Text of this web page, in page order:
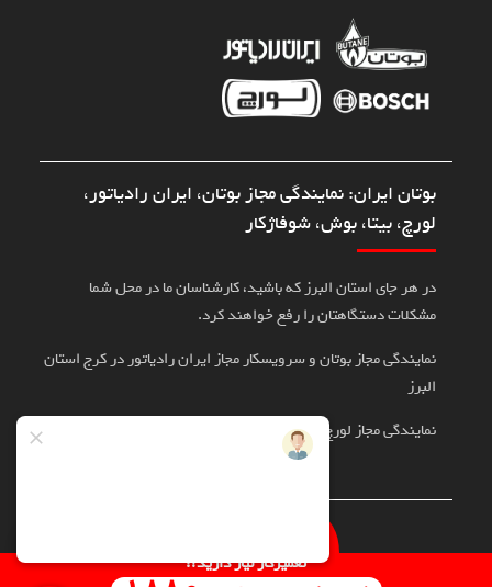
بوتان ایران: نمایندگی مجاز بوتان، ایران رادیاتور،
لورچ، بیتا، بوش، شوفاژکار
در هر جای استان البرز که باشید، کارشناسان ما در محل شما
مشکلات دستگاهتان را رفع خواهند کرد.
نمایندگی مجاز بوتان و سرویسکار مجاز ایران رادیاتور در کرج استان
البرز
نمایندگی مجاز لورچ، بوش، بیتا در کرج
تعمیرکار نیاز دارید؟